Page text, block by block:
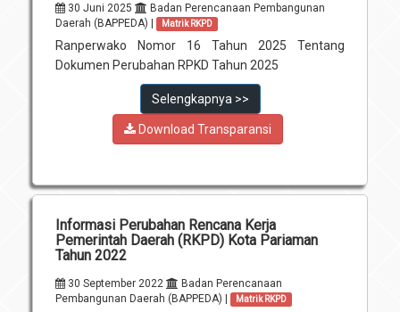
30 Juni 2025
Badan Perencanaan Pembangunan
Daerah (BAPPEDA) |
Matrik RKPD
Ranperwako Nomor 16 Tahun 2025 Tentang
Dokumen Perubahan RPKD Tahun 2025
Selengkapnya >>
Download Transparansi
Informasi Perubahan Rencana Kerja
Pemerintah Daerah (RKPD) Kota Pariaman
Tahun 2022
30 September 2022
Badan Perencanaan
Pembangunan Daerah (BAPPEDA) |
Matrik RKPD